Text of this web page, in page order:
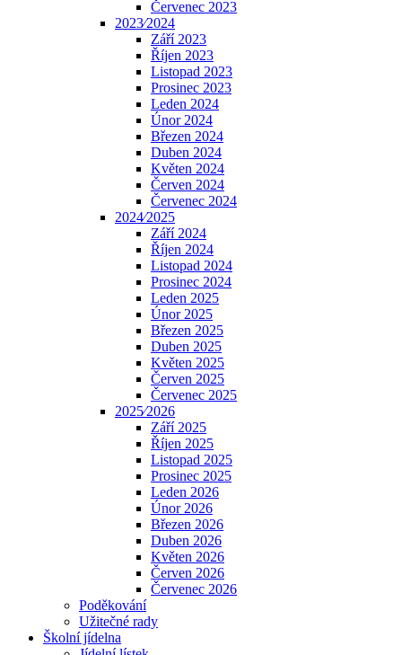
Červenec 2023
2023⁄2024
Září 2023
Říjen 2023
Listopad 2023
Prosinec 2023
Leden 2024
Únor 2024
Březen 2024
Duben 2024
Květen 2024
Červen 2024
Červenec 2024
2024⁄2025
Září 2024
Říjen 2024
Listopad 2024
Prosinec 2024
Leden 2025
Únor 2025
Březen 2025
Duben 2025
Květen 2025
Červen 2025
Červenec 2025
2025⁄2026
Září 2025
Říjen 2025
Listopad 2025
Prosinec 2025
Leden 2026
Únor 2026
Březen 2026
Duben 2026
Květen 2026
Červen 2026
Červenec 2026
Poděkování
Užitečné rady
Školní jídelna